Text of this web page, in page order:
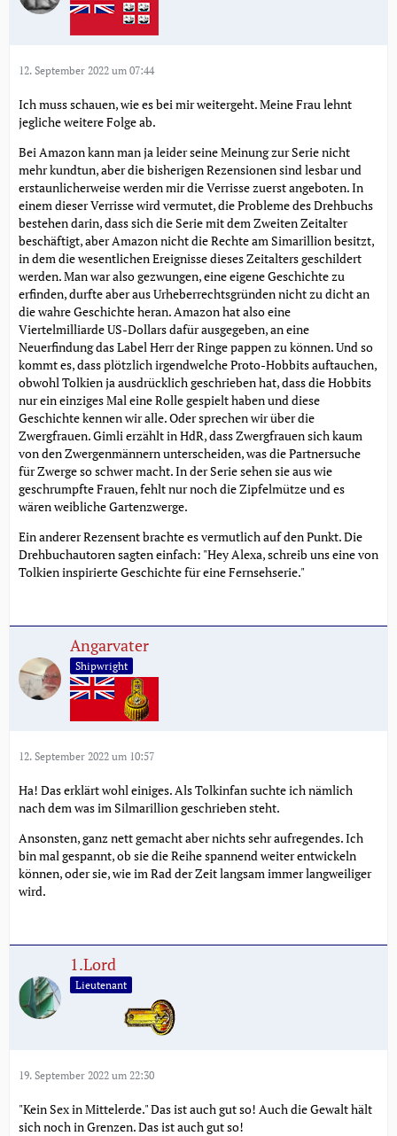
12. September 2022 um 07:44
Ich muss schauen, wie es bei mir weitergeht. Meine Frau lehnt
jegliche weitere Folge ab.
Bei Amazon kann man ja leider seine Meinung zur Serie nicht
mehr kundtun, aber die bisherigen Rezensionen sind lesbar und
erstaunlicherweise werden mir die Verrisse zuerst angeboten. In
einem dieser Verrisse wird vermutet, die Probleme des Drehbuchs
bestehen darin, dass sich die Serie mit dem Zweiten Zeitalter
beschäftigt, aber Amazon nicht die Rechte am Simarillion besitzt,
in dem die wesentlichen Ereignisse dieses Zeitalters geschildert
werden. Man war also gezwungen, eine eigene Geschichte zu
erfinden, durfte aber aus Urheberrechtsgründen nicht zu dicht an
die wahre Geschichte heran. Amazon hat also eine
Viertelmilliarde US-Dollars dafür ausgegeben, an eine
Neuerfindung das Label Herr der Ringe pappen zu können. Und so
kommt es, dass plötzlich irgendwelche Proto-Hobbits auftauchen,
obwohl Tolkien ja ausdrücklich geschrieben hat, dass die Hobbits
nur ein einziges Mal eine Rolle gespielt haben und diese
Geschichte kennen wir alle. Oder sprechen wir über die
Zwergfrauen. Gimli erzählt in HdR, dass Zwergfrauen sich kaum
von den Zwergenmännern unterscheiden, was die Partnersuche
für Zwerge so schwer macht. In der Serie sehen sie aus wie
geschrumpfte Frauen, fehlt nur noch die Zipfelmütze und es
wären weibliche Gartenzwerge.
Ein anderer Rezensent brachte es vermutlich auf den Punkt. Die
Drehbuchautoren sagten einfach: "Hey Alexa, schreib uns eine von
Tolkien inspirierte Geschichte für eine Fernsehserie."
Angarvater
Shipwright
12. September 2022 um 10:57
Ha! Das erklärt wohl einiges. Als Tolkinfan suchte ich nämlich
nach dem was im Silmarillion geschrieben steht.
Ansonsten, ganz nett gemacht aber nichts sehr aufregendes. Ich
bin mal gespannt, ob sie die Reihe spannend weiter entwickeln
können, oder sie, wie im Rad der Zeit langsam immer langweiliger
wird.
1.Lord
Lieutenant
19. September 2022 um 22:30
"Kein Sex in Mittelerde." Das ist auch gut so! Auch die Gewalt hält
sich noch in Grenzen. Das ist auch gut so!